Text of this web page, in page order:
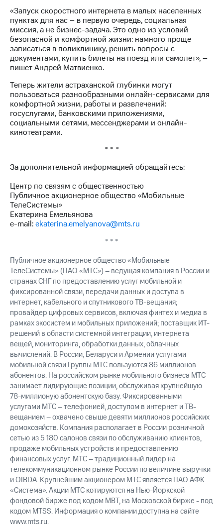
Новости
в
регионе
и акционерам
Корпоративное
управление
Корпоративный
секретарь
Раскрытие
информации
Информация
акционерам
Собрания
Личный
кабинет
акционера
Акционерный
капитал
Рынок
акций
Описание
Программа
приобретения
Порядок
выкупа
акций
Дивиденды
Рынок
облигаций
Описание
Еврооблигации-2023
Уведомление
о
погашении
именных
облигаций
Другое
Регистратор
Реквизиты
Контакты
развитие
деловая этика
На главную
«Запуск скоростного интернета в малых населенных
пунктах для нас – в первую очередь, социальная
миссия, а не бизнес-задача. Это одно из условий
безопасной и комфортной жизни: намного проще
записаться в поликлинику, решить вопросы с
документами, купить билеты на поезд или самолет», –
пишет Андрей Матвиенко.
Теперь жители астраханской глубинки могут
пользоваться разнообразными онлайн-сервисами для
комфортной жизни, работы и развлечений:
госуслугами, банковскими приложениями,
социальными сетями, мессенджерами и онлайн-
кинотеатрами.
* * *
За дополнительной информацией обращайтесь:
Центр по связям с общественностью
Публичное акционерное общество «Мобильные
ТелеСистемы»
Екатерина Емельянова
e-mail:ekaterina.emelyanova@mts.ru
* * *
Публичное акционерное общество «Мобильные
ТелеСистемы» (ПАО «МТС») – ведущая компания в России и
странах СНГ по предоставлению услуг мобильной и
фиксированной связи, передачи данных и доступа в
интернет, кабельного и спутникового ТВ-вещания;
провайдер цифровых сервисов, включая финтех и медиа в
рамках экосистем и мобильных приложений; поставщик ИТ-
решений в области системной интеграции, интернета
вещей, мониторинга, обработки данных, облачных
вычислений. В России, Беларуси и Армении услугами
мобильной связи Группы МТС пользуются 86 миллионов
абонентов. На российском рынке мобильного бизнеса МТС
занимает лидирующие позиции, обслуживая крупнейшую
78-миллионую абонентскую базу. Фиксированными
услугами МТС – телефонией, доступом в интернет и ТВ-
вещанием – охвачено свыше девяти миллионов российских
домохозяйств. Компания располагает в России розничной
сетью из 5 180 салонов связи по обслуживанию клиентов,
продаже мобильных устройств и предоставлению
финансовых услуг. МТС – традиционный лидер на
телекоммуникационном рынке России по величине выручки
и OIBDA. Крупнейшим акционером МТС является ПАО АФК
«Система». Акции МТС котируются на Нью-Йоркской
фондовой бирже под кодом MBT, на Московской бирже - под
кодом MTSS. Информация о компании доступна на сайте
www.mts.ru.